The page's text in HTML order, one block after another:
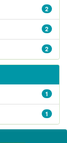
2
2
2
1
1